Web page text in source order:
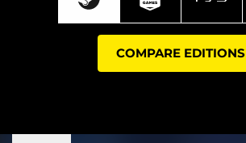
COMPARE EDITIONS